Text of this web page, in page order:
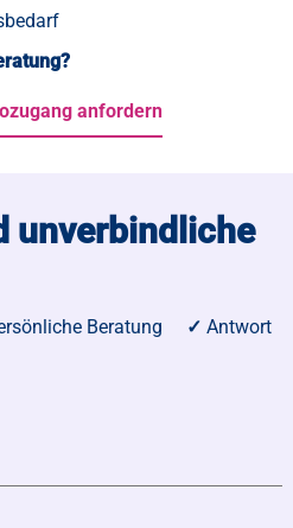
anfordern
unverbindliche
Beratung ✓ Antwort